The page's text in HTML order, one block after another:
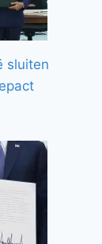
sluiten